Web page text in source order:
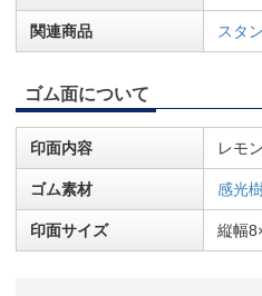
関連商品 スタ
ゴム面について
印面内容 レモン
ゴム素材 感光
印面サイズ 縦幅